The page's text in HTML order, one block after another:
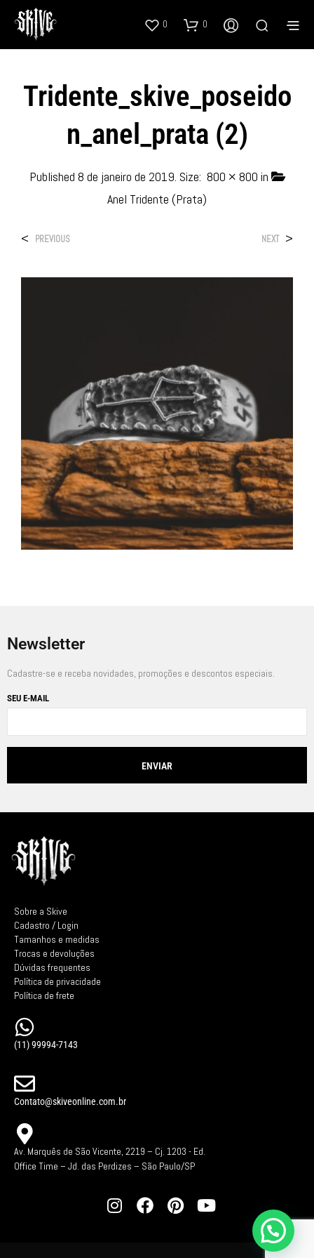
0 0
Tridente_skive_poseido
N_anel_prata (2)
Published 8 de janeiro de 2019. Size: 800 × 800 in
Anel Tridente (Prata)
< PREVIOUS NEXT >
Newsletter
Cadastre-se e receba novidades, promoções e descontos especiais.
SEU E-MAIL
Sobre a Skive
Cadastro / Login
Tamanhos e medidas
Trocas e devoluções
Dúvidas frequentes
Política de privacidade
Política de frete
(11) 99994-7143
Contato@skiveonline.com.br
Av. Marquês de São Vicente, 2219 – Cj. 1203 - Ed.
Office Time – Jd. das Perdizes – São Paulo/SP